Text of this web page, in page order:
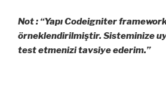
Not : “Yapı Codeigniter
örneklendirilmiştir. Sisteminize
test etmenizi tavsiye ederim.”